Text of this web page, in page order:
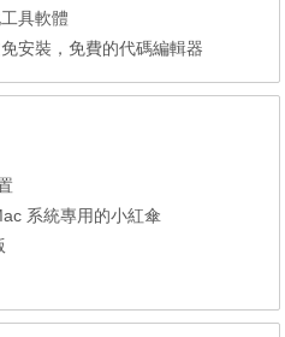
具軟體
安裝，免費的代碼編輯器
系統專用的小紅傘